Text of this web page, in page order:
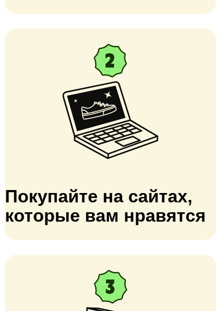
Покупайте на сайтах,
которые вам нравятся